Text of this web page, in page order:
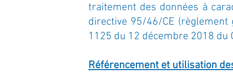
traitement des données à
directive 95/46/CE (règlement
1125 du 12 décembre 2018 du
Référencement et utilisation